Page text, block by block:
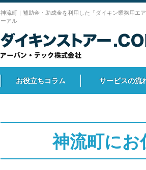
神流町｜補助金・助成金を利用した「ダイキン業務用エ
ーアル
お役立ちコラム サービスの流
神流町にお